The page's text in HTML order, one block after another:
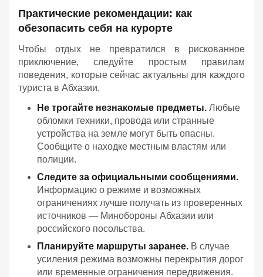
Практические рекомендации: как
обезопасить себя на курорте
Чтобы отдых не превратился в рискованное
приключение, следуйте простым правилам
поведения, которые сейчас актуальны для каждого
туриста в Абхазии.
Не трогайте незнакомые предметы. Любые
обломки техники, провода или странные
устройства на земле могут быть опасны.
Сообщите о находке местным властям или
полиции.
Следите за официальными сообщениями.
Информацию о режиме и возможных
ограничениях лучше получать из проверенных
источников — Минобороны Абхазии или
российского посольства.
Планируйте маршруты заранее. В случае
усиления режима возможны перекрытия дорог
или временные ограничения передвижения.